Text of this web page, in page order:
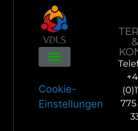
Cookie-
Einstellungen
&